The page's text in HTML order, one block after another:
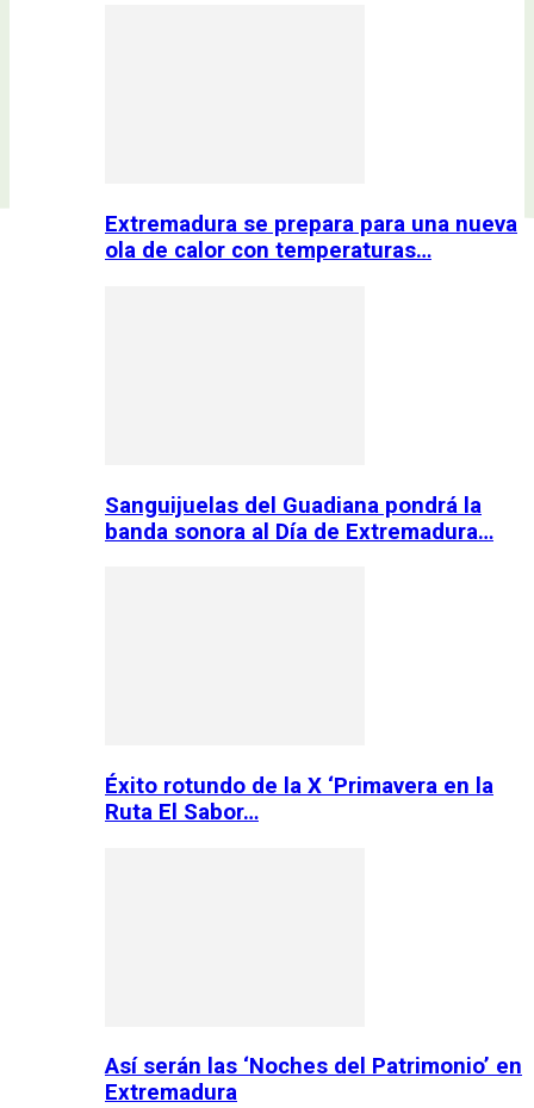
Extremadura se prepara para una nueva
ola de calor con temperaturas…
Sanguijuelas del Guadiana pondrá la
banda sonora al Día de Extremadura…
Éxito rotundo de la X ‘Primavera en la
Ruta El Sabor…
Así serán las ‘Noches del Patrimonio’ en
Extremadura